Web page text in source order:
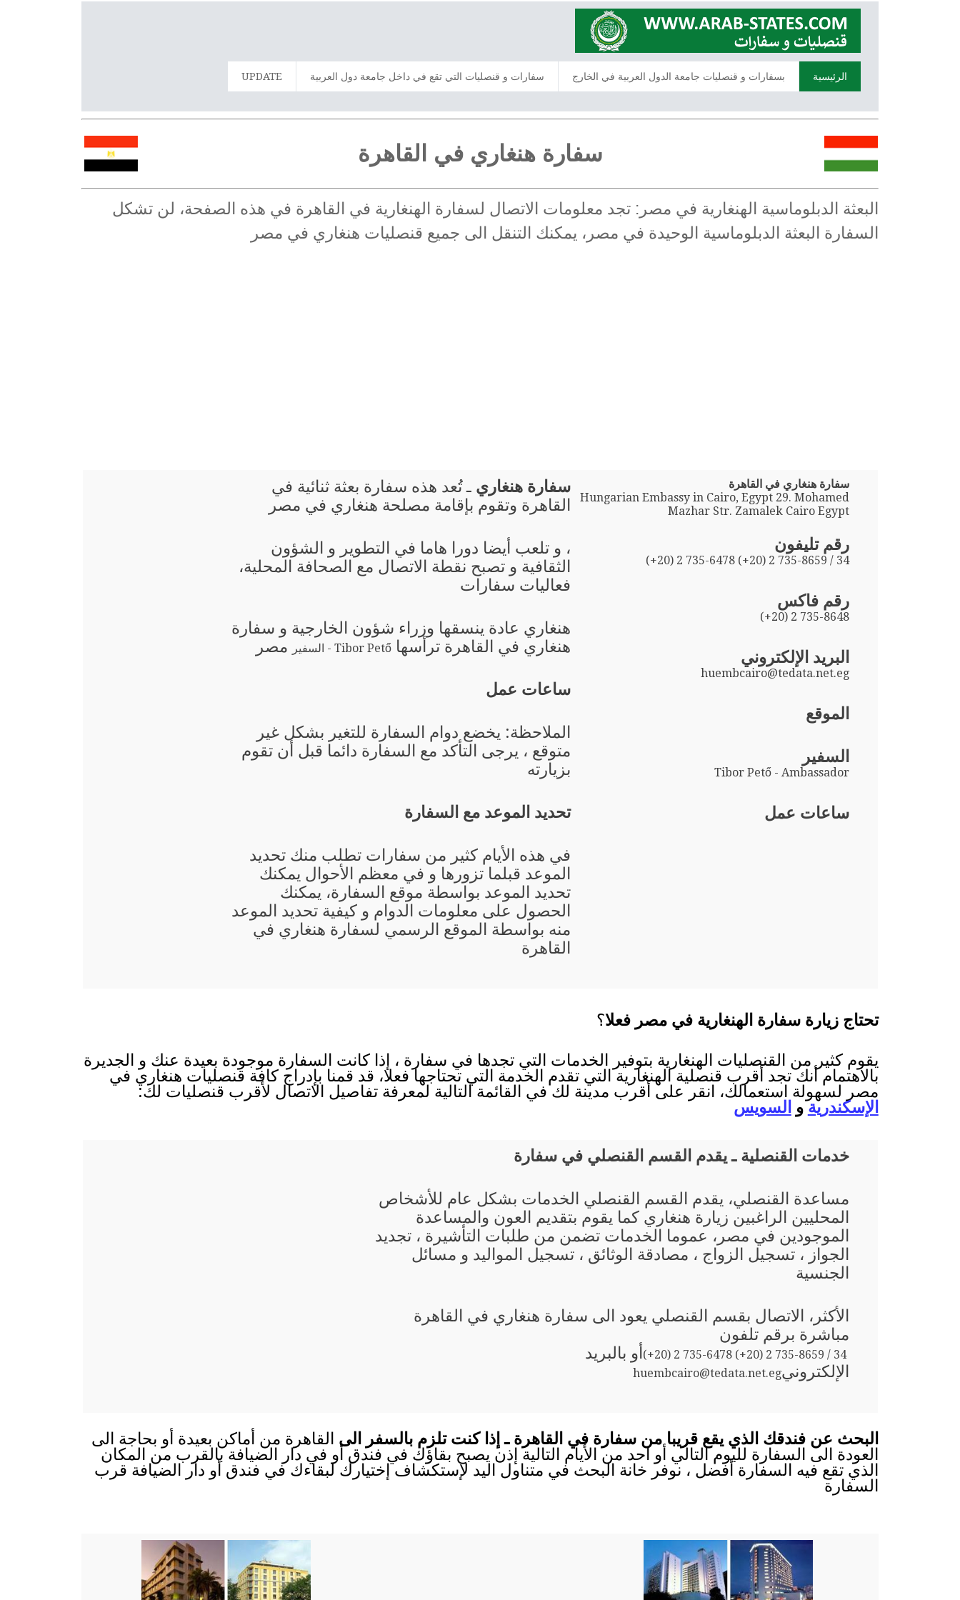
الرئيسية بسفارات و قنصليات جامعة الدول العربية في الخارج سفارات و قنصليات التي تقع في داخل جامعة دول العربية UPDATE
سفارة هنغاري في القاهرة
البعثة الدبلوماسية الهنغارية في مصر: تجد معلومات الاتصال لسفارة الهنغارية في القاهرة في هذه الصفحة، لن تشكل
السفارة البعثة الدبلوماسية الوحيدة في مصر، يمكنك التنقل الى جميع قنصليات هنغاري في مصر
سفارة هنغاري في القاهرة
Hungarian Embassy in Cairo, Egypt 29. Mohamed
Mazhar Str. Zamalek Cairo Egypt
رقم تليفون
(+20) 2 735-6478 (+20) 2 735-8659 / 34
رقم فاكس
(+20) 2 735-8648
البريد الإلكتروني
huembcairo@tedata.net.eg
الموقع
السفير
Tibor Pető - Ambassador
ساعات عمل
سفارة هنغاري ـ تُعد هذه سفارة بعثة ثنائية في
القاهرة وتقوم بإقامة مصلحة هنغاري في مصر
، و تلعب أيضا دورا هاما في التطوير و الشؤون
الثقافية و تصبح نقطة الاتصال مع الصحافة المحلية،
فعاليات سفارات
هنغاري عادة ينسقها وزراء شؤون الخارجية و سفارة
هنغاري في القاهرة ترأسها Tibor Pető - السفير مصر
ساعات عمل
الملاحظة: يخضع دوام السفارة للتغير بشكل غير
متوقع ، يرجى التأكد مع السفارة دائما قبل أن تقوم
بزيارته
تحديد الموعد مع السفارة
في هذه الأيام كثير من سفارات تطلب منك تحديد
الموعد قبلما تزورها و في معظم الأحوال يمكنك
تحديد الموعد بواسطة موقع السفارة، يمكنك
الحصول على معلومات الدوام و كيفية تحديد الموعد
منه بواسطة الموقع الرسمي لسفارة هنغاري في
القاهرة
تحتاج زيارة سفارة الهنغارية في مصر فعلا؟
يقوم كثير من القنصليات الهنغارية بتوفير الخدمات التي تجدها في سفارة ، إذا كانت السفارة موجودة بعيدة عنك و الجديرة
بالاهتمام أنك تجد أقرب قنصلية الهنغارية التي تقدم الخدمة التي تحتاجها فعلا، قد قمنا بإدراج كافة قنصليات هنغاري في
مصر لسهولة استعمالك، انقر على أقرب مدينة لك في القائمة التالية لمعرفة تفاصيل الاتصال لأقرب قنصليات لك:
الإسكندريةو السويس
خدمات القنصلية ـ يقدم القسم القنصلي في سفارة
مساعدة القنصلي، يقدم القسم القنصلي الخدمات بشكل عام للأشخاص
المحليين الراغبين زيارة هنغاري كما يقوم بتقديم العون والمساعدة
الموجودين في مصر، عموما الخدمات تضمن من طلبات التأشيرة ، تجديد
الجواز ، تسجيل الزواج ، مصادقة الوثائق ، تسجيل المواليد و مسائل
الجنسية
الأكثر، الاتصال بقسم القنصلي يعود الى سفارة هنغاري في القاهرة
مباشرة برقم تلفون
(+20) 2 735-6478 (+20) 2 735-8659 / 34أو بالبريد
الإلكترونيhuembcairo@tedata.net.eg
البحث عن فندقك الذي يقع قريبا من سفارة في القاهرة ـ إذا كنت تلزم بالسفر الى القاهرة من أماكن بعيدة أو بحاجة الى
العودة الى السفارة لليوم التالي أو احد من الأيام التالية إذن يصبح بقاؤك في فندق أو في دار الضيافة بالقرب من المكان
الذي تقع فيه السفارة أفضل ، نوفر خانة البحث في متناول اليد لإستكشاف إختيارك لبقاءك في فندق أو دار الضيافة قرب
السفارة